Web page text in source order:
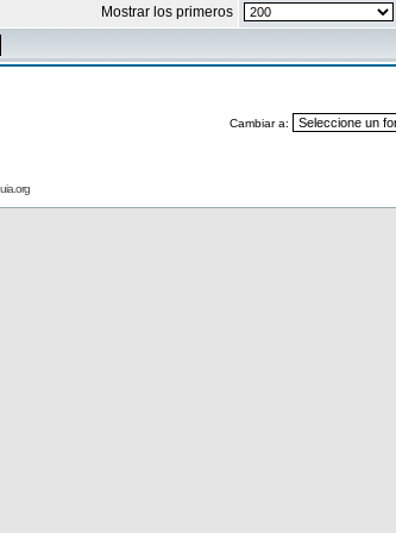
Mostrar los primeros
Cambiar a: